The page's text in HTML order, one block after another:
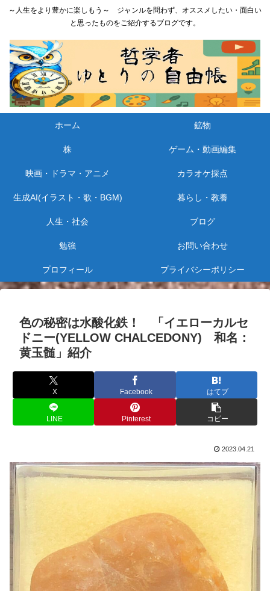
～人生をより豊かに楽しもう～ ジャンルを問わず、オススメしたい・面白い
と思ったものをご紹介するブログです。
ホーム 鉱物
株 ゲーム・動画編集
映画・ドラマ・アニメ カラオケ採点
生成AI(イラスト・歌・BGM) 暮らし・教養
人生・社会 ブログ
勉強 お問い合わせ
プロフィール プライバシーポリシー
色の秘密は水酸化鉄！ 「イエローカルセ
ドニー(YELLOW CHALCEDONY) 和名：
黄玉髄」紹介
X Facebook はてブ
LINE Pinterest コピー
2023.04.21